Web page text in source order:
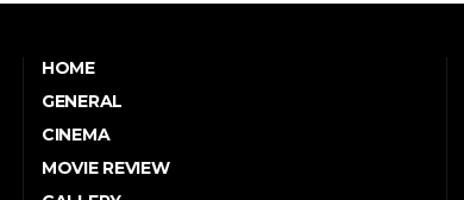
HOME
GENERAL
CINEMA
MOVIE REVIEW